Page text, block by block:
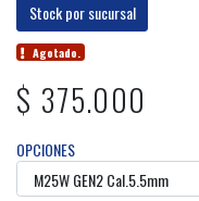
Stock por sucursal
Agotado.
$ 375.000
OPCIONES